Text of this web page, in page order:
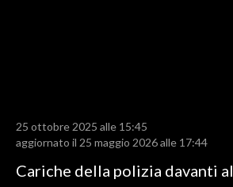
RISULTATI E CLASSIFICHE
CALCIO REGIONALE
25 ottobre 2025 alle 15:45
aggiornato il 25 maggio 2026 alle 17:44
Cariche della polizia davanti